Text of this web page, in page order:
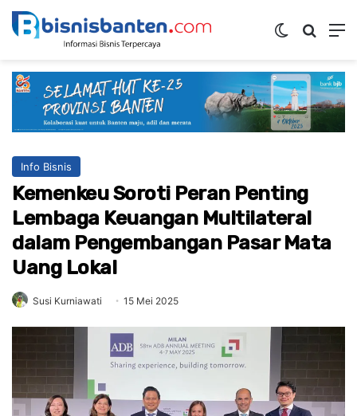
Switch skin
Info Bisnis
Kemenkeu Soroti Peran Penting
Lembaga Keuangan Multilateral
dalam Pengembangan Pasar Mata
Uang Lokal
Susi Kurniawati 15 Mei 2025